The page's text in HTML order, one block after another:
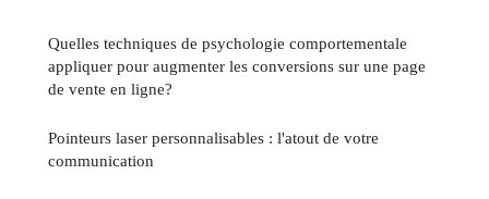
Quelles techniques de psychologie comportementale
appliquer pour augmenter les conversions sur une page
de vente en ligne?
Pointeurs laser personnalisables : l'atout de votre
communication